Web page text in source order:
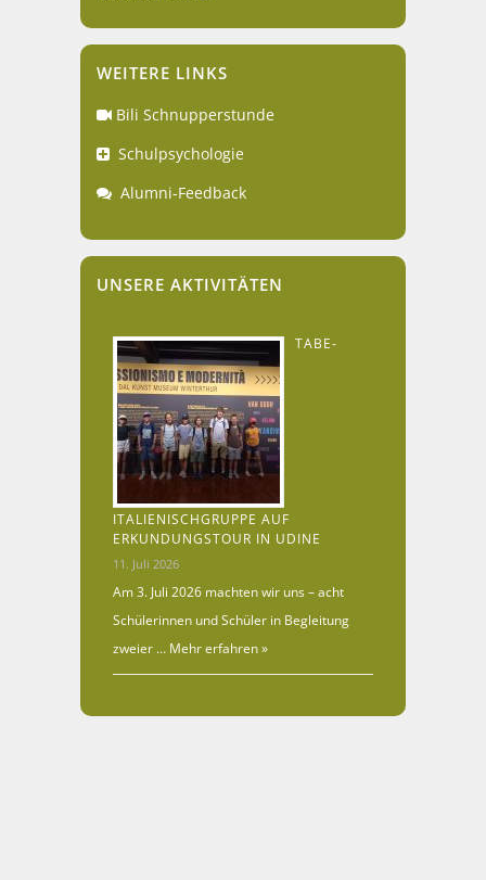
WEITERE LINKS
Bili Schnupperstunde
Schulpsychologie
Alumni-Feedback
UNSERE AKTIVITÄTEN
TABE-
ITALIENISCHGRUPPE AUF
ERKUNDUNGSTOUR IN UDINE
11. Juli 2026
Am 3. Juli 2026 machten wir uns – acht
Schülerinnen und Schüler in Begleitung
zweier … Mehr erfahren »